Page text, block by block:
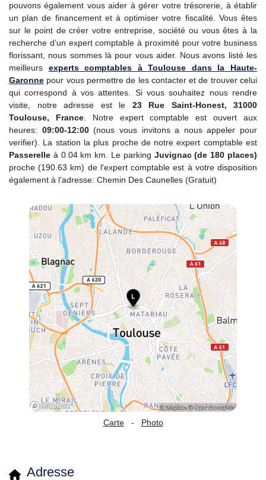
pouvons également vous aider à gérer votre trésorerie, à établir
un plan de financement et à optimiser votre fiscalité. Vous êtes
sur le point de créer votre entreprise, société ou vous êtes à la
recherche d’un expert comptable à proximité pour votre business
florissant, nous sommes là pour vous aider. Nous avons listé les
meilleurs experts comptables à Toulouse dans la Haute-
Garonne pour vous permettre de les contacter et de trouver celui
qui correspond à vos attentes. Si vous souhaitez nous rendre
visite, notre adresse est le 23 Rue Saint-Honest, 31000
Toulouse, France. Notre expert comptable est ouvert aux
heures: 09:00-12:00(nous vous invitons a nous appeler pour
verifier). La station la plus proche de notre expert comptable est
Passerelle à 0.04 km km. Le parking Juvignac (de 180 places)
proche (190.63 km) de l'expert comptable est à votre disposition
également à l’adresse: Chemin Des Caunelles (Gratuit)
Carte - Photo
Adresse